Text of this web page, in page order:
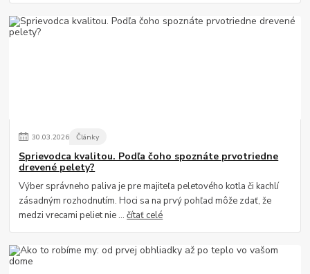
30.03.2026 Články
Sprievodca kvalitou. Podľa čoho spoznáte prvotriedne
drevené pelety?
Výber správneho paliva je pre majiteľa peletového kotla či kachlí
zásadným rozhodnutím. Hoci sa na prvý pohľad môže zdať, že
medzi vrecami peliet nie ...čítať celé